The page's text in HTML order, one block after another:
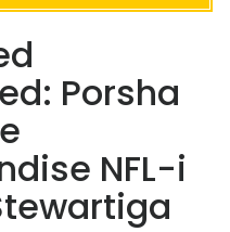
Porsha
NFL-i